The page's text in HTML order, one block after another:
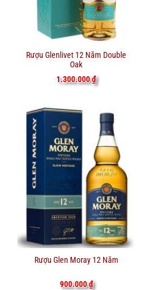
Rượu Glenlivet 12 Năm Double
Oak
1.300.000₫
Rượu Glen Moray 12 Năm
900.000₫